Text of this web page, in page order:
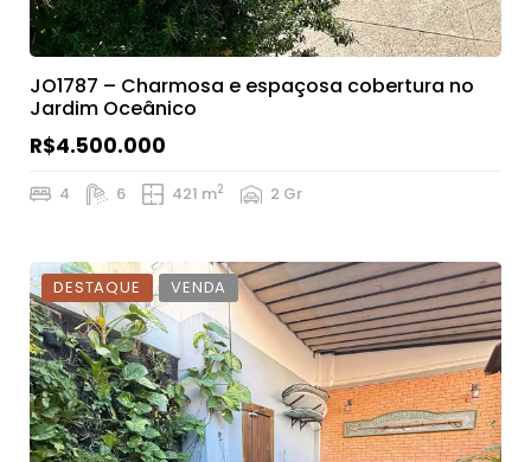
JO1787 – Charmosa e espaçosa cobertura no
Jardim Oceânico
R$4.500.000
4 6 421 m2 2 Gr
DESTAQUE VENDA